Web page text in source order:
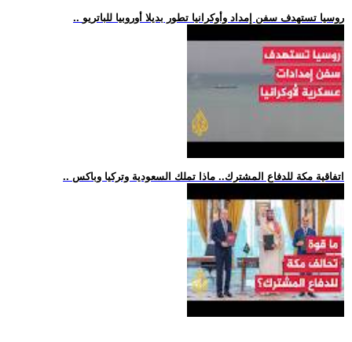
.. روسيا تستهدف سفن إمداد وأوكرانيا تطور بديلا أوروبيا للباتريو
.. اتفاقية مكة للدفاع المشترك.. ماذا تملك السعودية وتركيا وباكس